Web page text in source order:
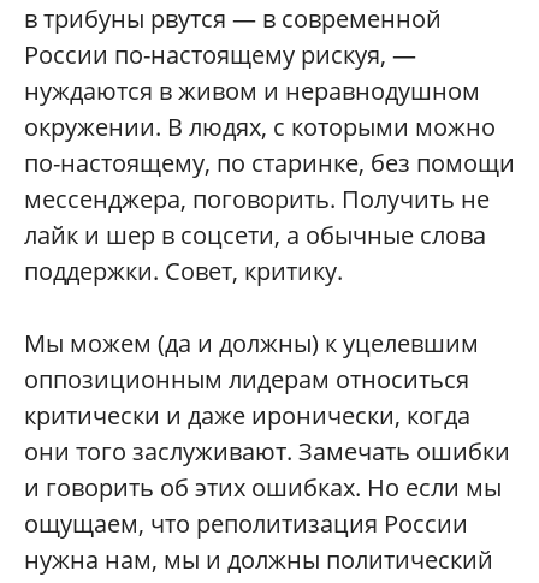
в трибуны рвутся — в современной
России по-настоящему рискуя, —
нуждаются в живом и неравнодушном
окружении. В людях, с которыми можно
по-настоящему, по старинке, без помощи
мессенджера, поговорить. Получить не
лайк и шер в соцсети, а обычные слова
поддержки. Совет, критику.
Мы можем (да и должны) к уцелевшим
оппозиционным лидерам относиться
критически и даже иронически, когда
они того заслуживают. Замечать ошибки
и говорить об этих ошибках. Но если мы
ощущаем, что реполитизация России
нужна нам, мы и должны политический